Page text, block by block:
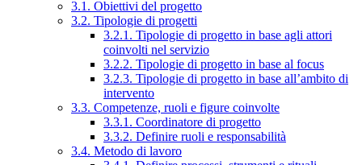
3.1. Obiettivi del progetto
3.2. Tipologie di progetti
3.2.1. Tipologie di progetto in base agli attori
coinvolti nel servizio
3.2.2. Tipologie di progetto in base al focus
3.2.3. Tipologie di progetto in base all’ambito di
intervento
3.3. Competenze, ruoli e figure coinvolte
3.3.1. Coordinatore di progetto
3.3.2. Definire ruoli e responsabilità
3.4. Metodo di lavoro